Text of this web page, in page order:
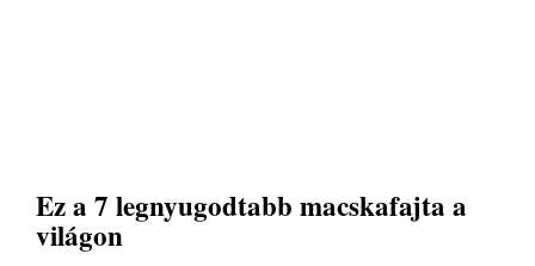
Ez a 7 legnyugodtabb macskafajta a
világon